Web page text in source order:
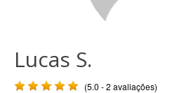
Lucas S.
(5.0 - 2 avaliações)